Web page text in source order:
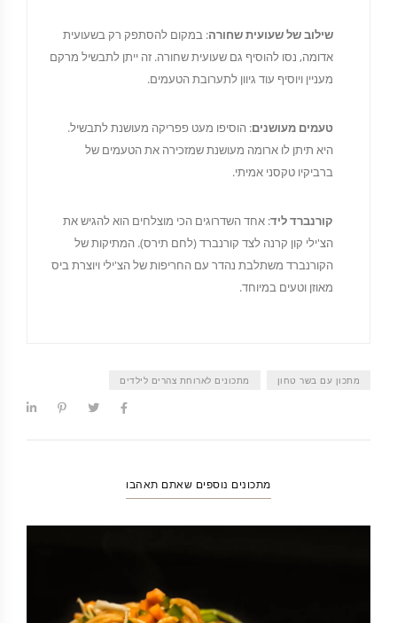
שילוב של שעועית שחורה: במקום להסתפק רק בשעועית
אדומה, נסו להוסיף גם שעועית שחורה. זה ייתן לתבשיל מרקם
מעניין ויוסיף עוד גיוון לתערובת הטעמים.
טעמים מעושנים: הוסיפו מעט פפריקה מעושנת לתבשיל.
היא תיתן לו ארומה מעושנת שמזכירה את הטעמים של
ברביקיו טקסני אמיתי.
קורנברד ליד: אחד השדרוגים הכי מוצלחים הוא להגיש את
הצ'ילי קון קרנה לצד קורנברד (לחם תירס). המתיקות של
הקורנברד משתלבת נהדר עם החריפות של הצ'ילי ויוצרת ביס
מאוזן וטעים במיוחד.
מתכון עם בשר טחון מתכונים לארוחת צהרים לילדים
מתכונים נוספים שאתם תאהבו